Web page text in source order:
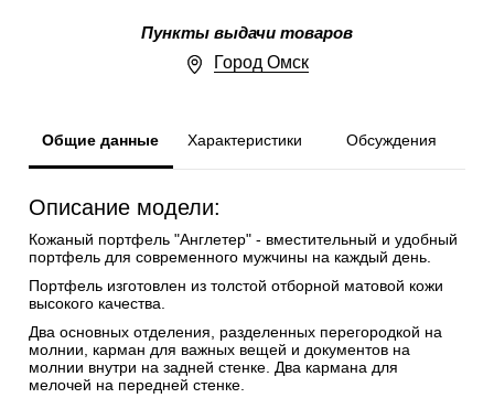
Пункты выдачи товаров
Город Омск
Общие данные Характеристики Обсуждения
Описание модели:
Кожаный портфель "Англетер" - вместительный и удобный
портфель для современного мужчины на каждый день.
Портфель изготовлен из толстой отборной матовой кожи
высокого качества.
Два основных отделения, разделенных перегородкой на
молнии, карман для важных вещей и документов на
молнии внутри на задней стенке. Два кармана для
мелочей на передней стенке.